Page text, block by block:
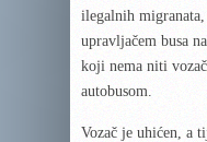
ilegalnih
upravljačem busa
koji nema niti
autobusom.
Vozač je uhićen, a